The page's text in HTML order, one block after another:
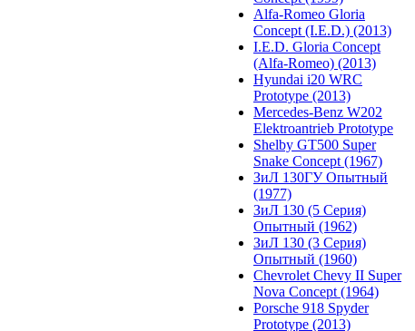
Alfa-Romeo Gloria
Concept (I.E.D.) (2013)
I.E.D. Gloria Concept
(Alfa-Romeo) (2013)
Hyundai i20 WRC
Prototype (2013)
Mercedes-Benz W202
Elektroantrieb Prototype
Shelby GT500 Super
Snake Concept (1967)
ЗиЛ 130ГУ Опытный
(1977)
ЗиЛ 130 (5 Серия)
Опытный (1962)
ЗиЛ 130 (3 Серия)
Опытный (1960)
Chevrolet Chevy II Super
Nova Concept (1964)
Porsche 918 Spyder
Prototype (2013)